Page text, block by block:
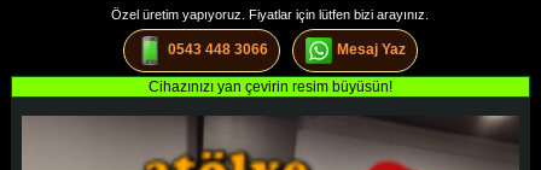
Özel üretim yapıyoruz. Fiyatlar için lütfen bizi arayınız.
0543 448 3066 Mesaj Yaz
Cihazınızı yan çevirin resim büyüsün!